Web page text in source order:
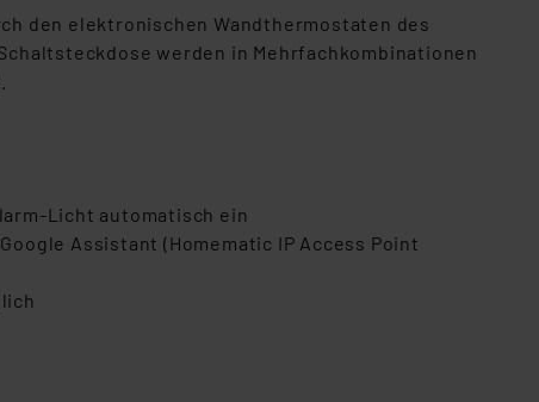
den elektronischen Wandthermostaten des
werden in Mehrfachkombinationen
Licht automatisch ein
Assistant (Homematic IP Access Point